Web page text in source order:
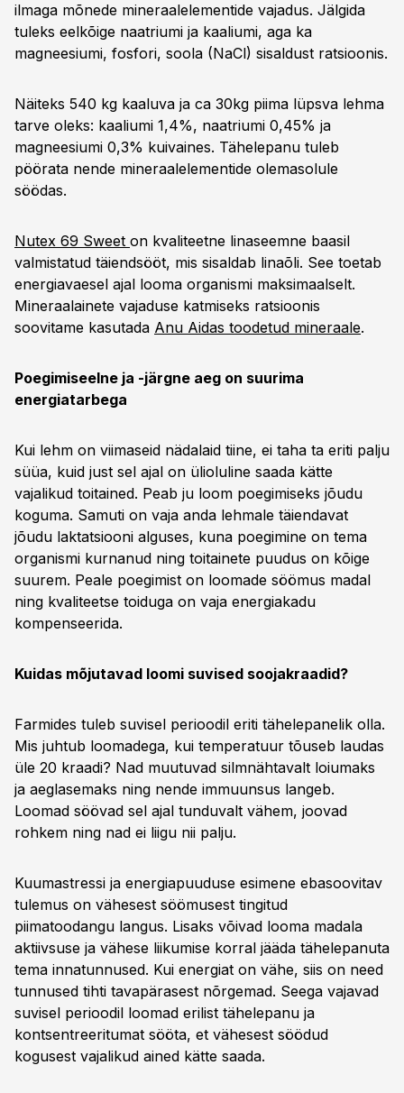
ilmaga mõnede mineraalelementide vajadus. Jälgida
tuleks eelkõige naatriumi ja kaaliumi, aga ka
magneesiumi, fosfori, soola (NaCl) sisaldust ratsioonis.
Näiteks 540 kg kaaluva ja ca 30kg piima lüpsva lehma
tarve oleks: kaaliumi 1,4%, naatriumi 0,45% ja
magneesiumi 0,3% kuivaines. Tähelepanu tuleb
pöörata nende mineraalelementide olemasolule
söödas.
Nutex 69 Sweet on kvaliteetne linaseemne baasil
valmistatud täiendsööt, mis sisaldab linaõli. See toetab
energiavaesel ajal looma organismi maksimaalselt.
Mineraalainete vajaduse katmiseks ratsioonis
soovitame kasutada Anu Aidas toodetud mineraale.
Poegimiseelne ja -järgne aeg on suurima
energiatarbega
Kui lehm on viimaseid nädalaid tiine, ei taha ta eriti palju
süüa, kuid just sel ajal on ülioluline saada kätte
vajalikud toitained. Peab ju loom poegimiseks jõudu
koguma. Samuti on vaja anda lehmale täiendavat
jõudu laktatsiooni alguses, kuna poegimine on tema
organismi kurnanud ning toitainete puudus on kõige
suurem. Peale poegimist on loomade söömus madal
ning kvaliteetse toiduga on vaja energiakadu
kompenseerida.
Kuidas mõjutavad loomi suvised soojakraadid?
Farmides tuleb suvisel perioodil eriti tähelepanelik olla.
Mis juhtub loomadega, kui temperatuur tõuseb laudas
üle 20 kraadi? Nad muutuvad silmnähtavalt loiumaks
ja aeglasemaks ning nende immuunsus langeb.
Loomad söövad sel ajal tunduvalt vähem, joovad
rohkem ning nad ei liigu nii palju.
Kuumastressi ja energiapuuduse esimene ebasoovitav
tulemus on vähesest söömusest tingitud
piimatoodangu langus. Lisaks võivad looma madala
aktiivsuse ja vähese liikumise korral jääda tähelepanuta
tema innatunnused. Kui energiat on vähe, siis on need
tunnused tihti tavapärasest nõrgemad. Seega vajavad
suvisel perioodil loomad erilist tähelepanu ja
kontsentreeritumat sööta, et vähesest söödud
kogusest vajalikud ained kätte saada.